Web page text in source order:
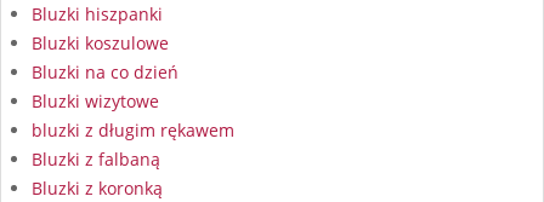
Bluzki hiszpanki
Bluzki koszulowe
Bluzki na co dzień
Bluzki wizytowe
bluzki z długim rękawem
Bluzki z falbaną
Bluzki z koronką